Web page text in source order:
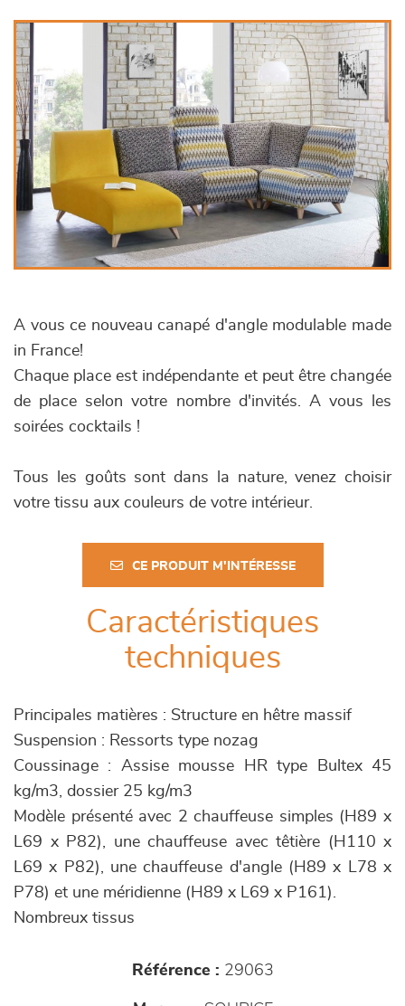
décoration
A vous ce nouveau canapé d'angle modulable made
in France!
Chaque place est indépendante et peut être changée
de place selon votre nombre d'invités. A vous les
soirées cocktails !
Tous les goûts sont dans la nature, venez choisir
votre tissu aux couleurs de votre intérieur.
CE PRODUIT M'INTÉRESSE
Caractéristiques
techniques
Principales matières : Structure en hêtre massif
Suspension : Ressorts type nozag
Coussinage : Assise mousse HR type Bultex 45
kg/m3, dossier 25 kg/m3
Modèle présenté avec 2 chauffeuse simples (H89 x
L69 x P82), une chauffeuse avec têtière (H110 x
L69 x P82), une chauffeuse d'angle (H89 x L78 x
P78) et une méridienne (H89 x L69 x P161).
Nombreux tissus
Référence : 29063